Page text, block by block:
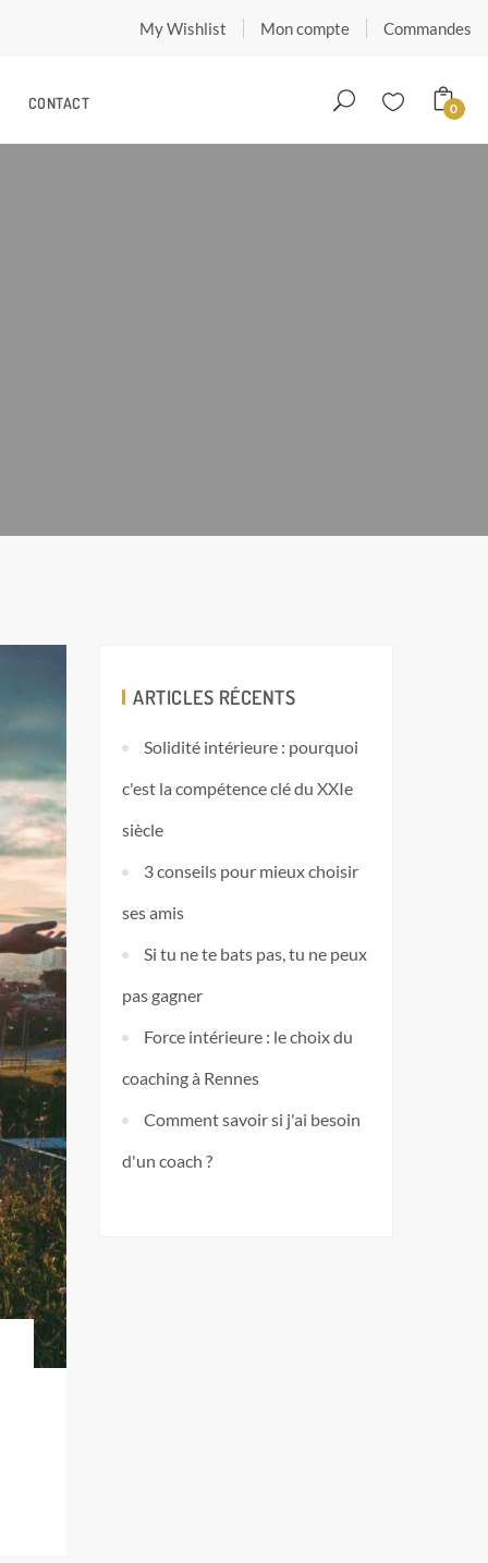
My Wishlist Mon compte Commandes
CONTACT 0
ARTICLES RÉCENTS
Solidité intérieure : pourquoi
c'est la compétence clé du XXIe
siècle
3 conseils pour mieux choisir
ses amis
Si tu ne te bats pas, tu ne peux
pas gagner
Force intérieure : le choix du
coaching à Rennes
Comment savoir si j'ai besoin
d'un coach ?